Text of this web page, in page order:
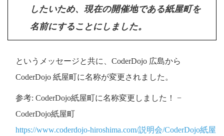
したいため、現在の開催地である紙屋町を
名前にすることにしました。
というメッセージと共に、CoderDojo 広島から
CoderDojo 紙屋町に名称が変更されました。
参考: CoderDojo紙屋町に名称変更しました！ −
CoderDojo紙屋町
https://www.coderdojo-hiroshima.com/説明会/CoderDojo紙屋